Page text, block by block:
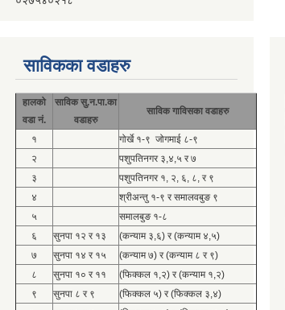
साविकका वडाहरु
हालको
वडा नं.
साविक सु.न.पा.का
वडाहरु
साविक गाविसका वडाहरु
१
गोर्खे १-९ जोगमाई ८-९
२
पशुपतिनगर ३,४,५ र ७
३
पशुपतिनगर १, २, ६, ८, र ९
४
श्रीअन्तु १-९ र समालवबुङ ९
५
समालबुङ १-८
६
सुनपा १२ र १३
(कन्याम ३,६) र (कन्याम ४,५)
७
सुनपा १४ र १५
(कन्याम ७) र (कन्याम ८ र ९)
८
सुनपा १० र ११
(फिक्कल १,२) र (कन्याम १,२)
९
सुनपा ८ र ९
(फिक्कल ५) र (फिक्कल ३,४)